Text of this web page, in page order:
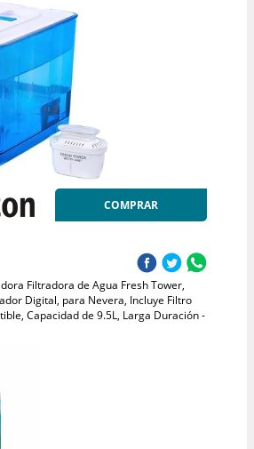
COMPRAR
Filtradora de Agua Fresh Tower,
Digital, para Nevera, Incluye Filtro
Capacidad de 9.5L, Larga Duración -